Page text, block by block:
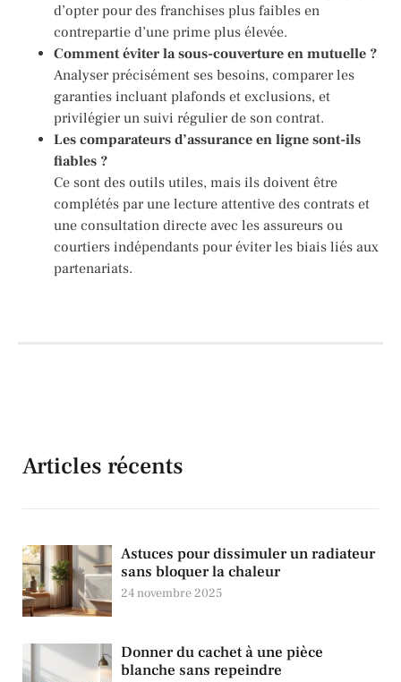
d’opter pour des franchises plus faibles en
contrepartie d’une prime plus élevée.
Comment éviter la sous-couverture en mutuelle ?
Analyser précisément ses besoins, comparer les
garanties incluant plafonds et exclusions, et
privilégier un suivi régulier de son contrat.
Les comparateurs d’assurance en ligne sont-ils
fiables ?
Ce sont des outils utiles, mais ils doivent être
complétés par une lecture attentive des contrats et
une consultation directe avec les assureurs ou
courtiers indépendants pour éviter les biais liés aux
partenariats.
Articles récents
Astuces pour dissimuler un radiateur
sans bloquer la chaleur
24 novembre 2025
Donner du cachet à une pièce
blanche sans repeindre